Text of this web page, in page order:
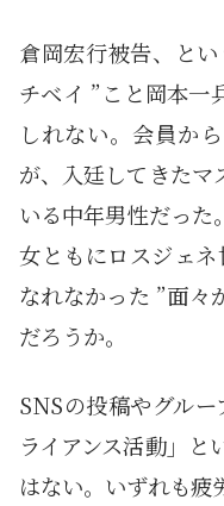
倉岡宏行被告、と
チベイ ”こと岡本一
しれない。会員か
が、入廷してきたマ
いる中年男性だった
女ともにロスジェ
なれなかった ”面々
だろうか。
SNSの投稿やグル
ライアンス活動」と
はない。いずれも疲